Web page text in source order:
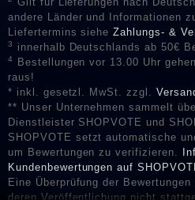
andere Länder und Informationen
Liefertermins sieheZahlungs- &
3 innerhalb Deutschlands ab 50€
4
Bestellungen vor 13.00 Uhr
raus!
* inkl. gesetzl. MwSt. zzgl.
** Unser Unternehmen sammelt
Dienstleister SHOPVOTE und
SHOPVOTE setzt automatische
um Bewertungen zu verifizieren.
Kundenbewertungen auf
Eine Überprüfung der
deren Veröffentlichung nicht